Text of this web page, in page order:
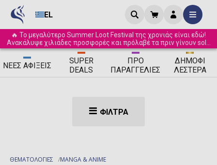
EL
🔥 Το μεγαλύτερο Summer Loot Festival της χρονιάς είναι εδώ!
Ανακάλυψε χιλιάδες προσφορές και πρόλαβέ τα πριν γίνουν sold
out! ☀️
ΝΈΕΣ ΑΦΊΞΕΙΣ
SUPER
DEALS
ΠΡΟ
ΠΑΡΑΓΓΕΛΊΕΣ
ΔΗΜΟΦΙ
ΛΈΣΤΕΡΑ
ΦΊΛΤΡΑ
ΘΕΜΑΤΟΛΟΓΙΕΣ MANGA & ANIME